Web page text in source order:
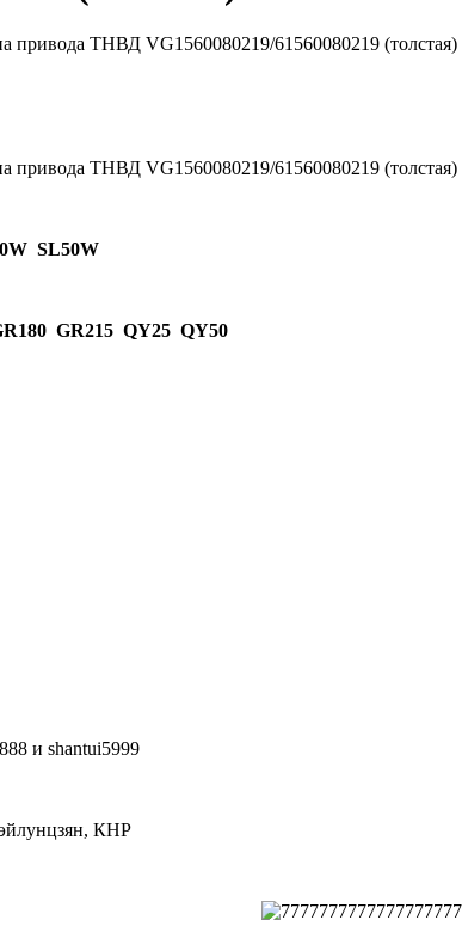
привода ТНВД VG1560080219/61560080219 (толстая)
привода ТНВД VG1560080219/61560080219 (толстая)
SL50W
GR215 QY25 QY50
и shantui5999
КНР